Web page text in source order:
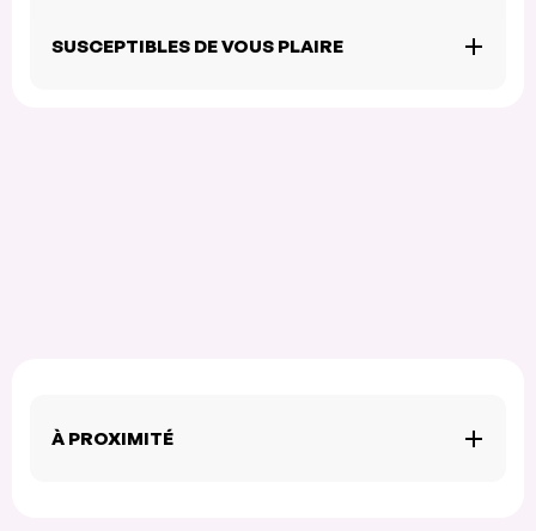
SUSCEPTIBLES DE VOUS PLAIRE
À PROXIMITÉ